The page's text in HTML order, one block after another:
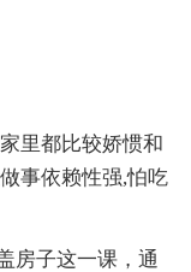
里都比较娇惯和
事依赖性强,怕吃
房子这一课，通